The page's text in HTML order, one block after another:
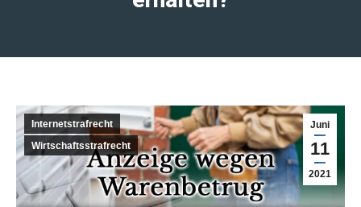
Juni
11
2021
Internetstrafrecht
Wirtschaftsstrafrecht